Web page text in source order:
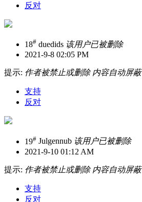
反对
18# duedids 该用户已被删除
2021-9-8 02:05 PM
提示: 作者被禁止或删除 内容自动屏蔽
支持
反对
19# Julgennub 该用户已被删除
2021-9-10 01:12 AM
提示: 作者被禁止或删除 内容自动屏蔽
支持
反对